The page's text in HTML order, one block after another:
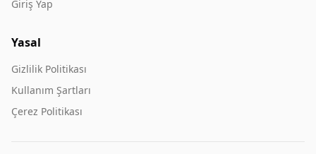
Giriş Yap
Yasal
Gizlilik Politikası
Kullanım Şartları
Çerez Politikası